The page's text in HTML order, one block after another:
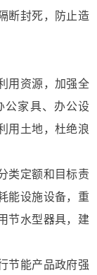
断封死，防止造
用资源，加强全
公家具、办公设
用土地，杜绝浪
类定额和目标责
能设施设备，重
节水型器具，建
节能产品政府强